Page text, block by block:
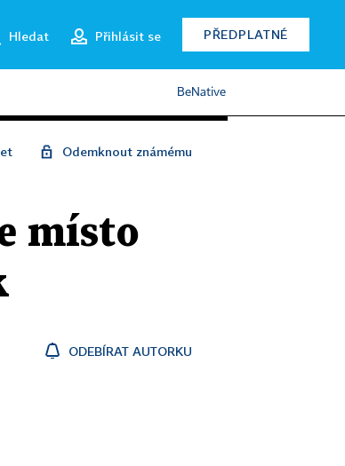
Hledat Přihlásit se PŘEDPLATNÉ
BeNative
Odemknout známému
místo
ODEBÍRAT AUTORKU